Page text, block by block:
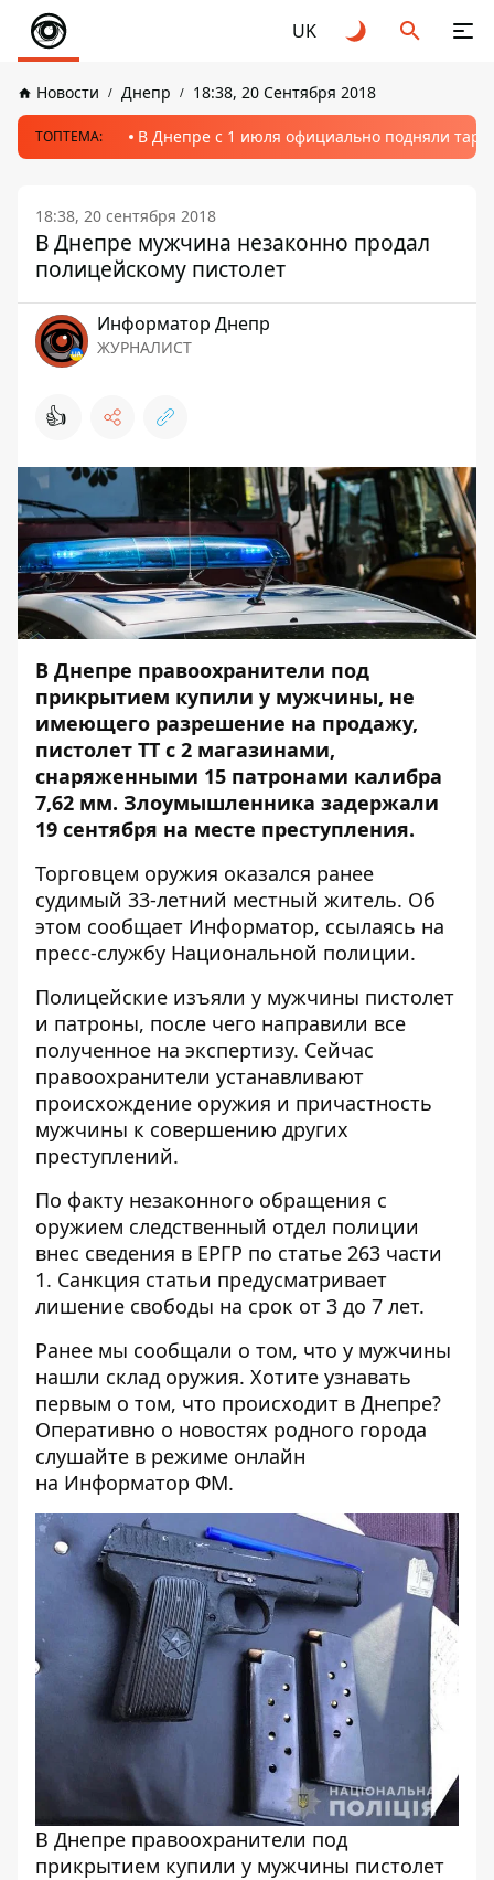
UK
Новости Днепр 18:38, 20 Сентября 2018
ТОПТЕМА: В Днепре с 1 июля официально подняли
18:38, 20 сентября 2018
В Днепре мужчина незаконно продал
полицейскому пистолет
Информатор Днепр
ЖУРНАЛИСТ
👍
В Днепре правоохранители под
прикрытием купили у мужчины, не
имеющего разрешение на продажу,
пистолет ТТ с 2 магазинами,
снаряженными 15 патронами калибра
7,62 мм. Злоумышленника задержали
19 сентября на месте преступления.
Торговцем оружия оказался ранее
судимый 33-летний местный житель. Об
этом сообщает Информатор, ссылаясь на
пресс-службу Национальной полиции.
Полицейские изъяли у мужчины пистолет
и патроны, после чего направили все
полученное на экспертизу. Сейчас
правоохранители устанавливают
происхождение оружия и причастность
мужчины к совершению других
преступлений.
По факту незаконного обращения с
оружием следственный отдел полиции
внес сведения в ЕРГР по статье 263 части
1. Санкция статьи предусматривает
лишение свободы на срок от 3 до 7 лет.
Ранее мы сообщали о том, что у мужчины
нашли склад оружия. Хотите узнавать
первым о том, что происходит в Днепре?
Оперативно о новостях родного города
слушайте в режиме онлайн
на Информатор ФМ.
В Днепре правоохранители под
прикрытием купили у мужчины пистолет